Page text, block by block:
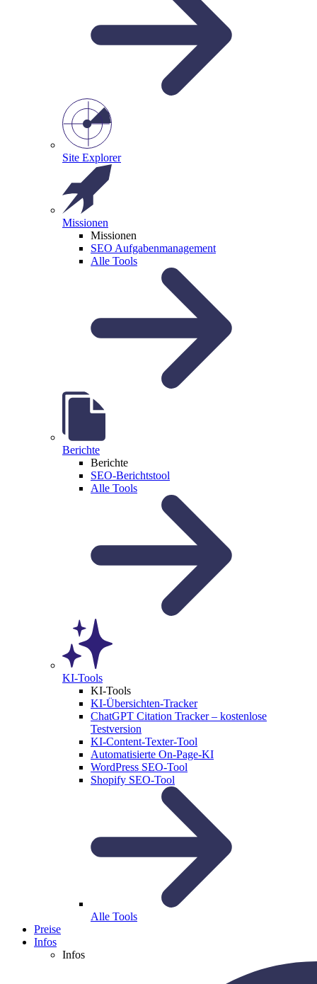
Site Explorer
Missionen
Missionen
SEO Aufgabenmanagement
Alle Tools
Berichte
Berichte
SEO-Berichtstool
Alle Tools
KI-Tools
KI-Tools
KI-Übersichten-Tracker
ChatGPT Citation Tracker – kostenlose
Testversion
KI-Content-Texter-Tool
Automatisierte On-Page-KI
WordPress SEO-Tool
Shopify SEO-Tool
Alle Tools
Preise
Infos
Infos